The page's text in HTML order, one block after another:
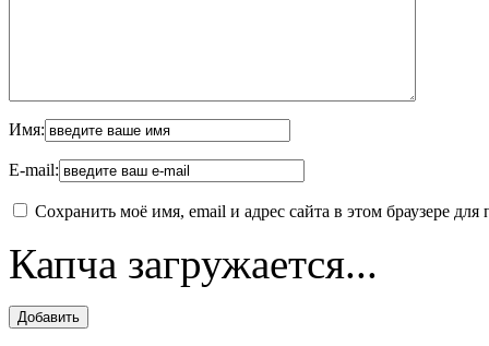
Имя:
E-mail:
Сохранить моё имя, email и адрес сайта в этом браузере
Капча загружается...